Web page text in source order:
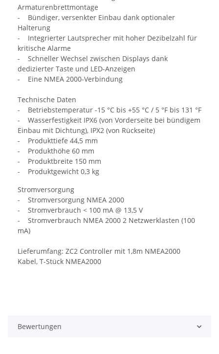
Armaturenbrettmontage
- Bündiger, versenkter Einbau dank optionaler
Halterung
- Integrierter Lautsprecher mit hoher Dezibelzahl für
kritische Alarme
- Schneller Wechsel zwischen Displays dank
dedizierter Taste und LED-Anzeigen
- Eine NMEA 2000-Verbindung
Technische Daten
- Betriebstemperatur -15 °C bis +55 °C / 5 °F bis 131 °F
- Wasserfestigkeit IPX6 (von Vorderseite bei bündigem
Einbau mit Dichtung), IPX2 (von Rückseite)
- Produkttiefe 44,5 mm
- Produkthöhe 60 mm
- Produktbreite 150 mm
- Produktgewicht 0,3 kg
Stromversorgung
- Stromversorgung NMEA 2000
- Stromverbrauch < 100 mA @ 13,5 V
- Stromverbrauch NMEA 2000 2 Netzwerklasten (100
mA)
Lieferumfang: ZC2 Controller mit 1,8m NMEA2000
Kabel, T-Stück NMEA2000
Bewertungen